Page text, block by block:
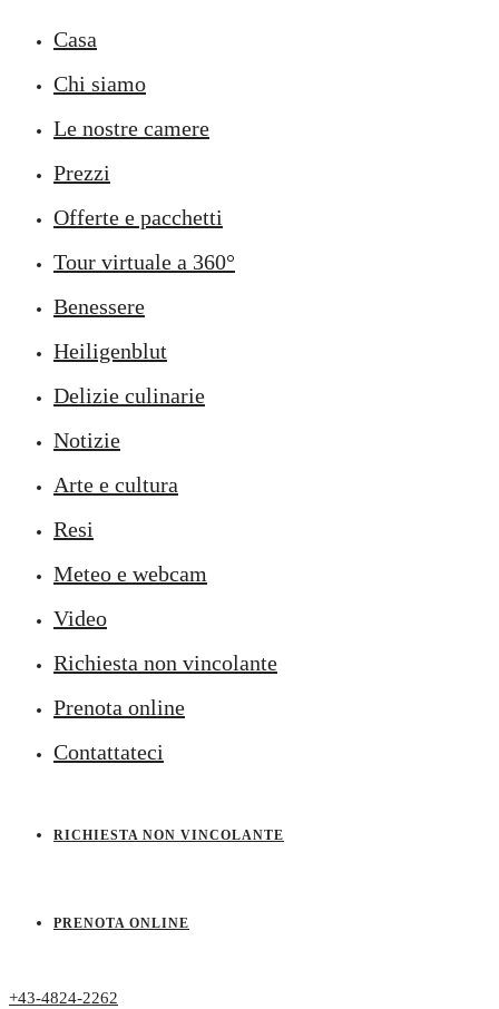
Casa
Chi siamo
Le nostre camere
Prezzi
Offerte e pacchetti
Tour virtuale a 360°
Benessere
Heiligenblut
Delizie culinarie
Notizie
Arte e cultura
Resi
Meteo e webcam
Video
Richiesta non vincolante
Prenota online
Contattateci
RICHIESTA NON VINCOLANTE
PRENOTA ONLINE
+43-4824-2262